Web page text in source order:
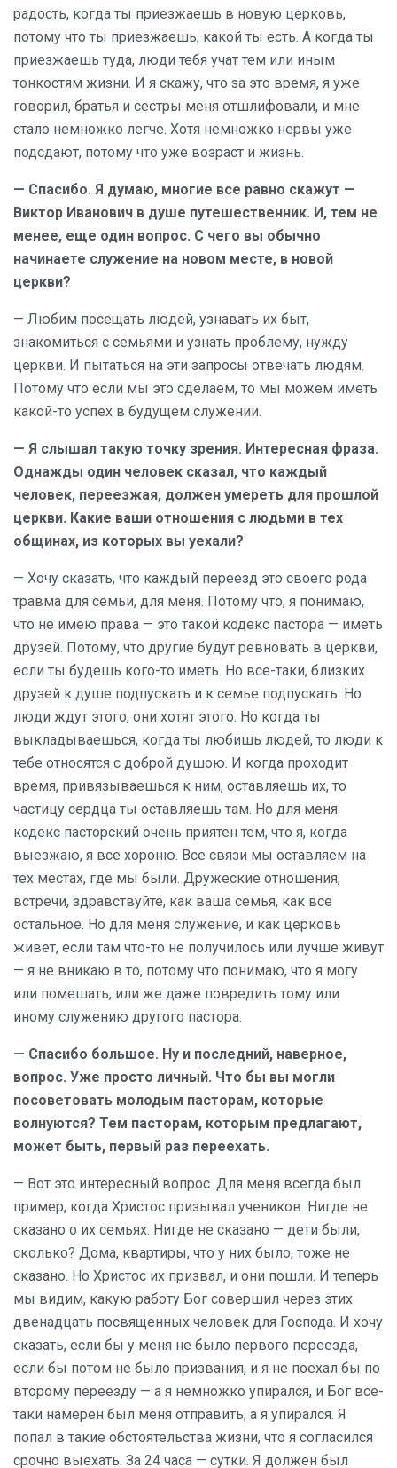
радость, когда ты приезжаешь в новую церковь,
потому что ты приезжаешь, какой ты есть. А когда ты
приезжаешь туда, люди тебя учат тем или иным
тонкостям жизни. И я скажу, что за это время, я уже
говорил, братья и сестры меня отшлифовали, и мне
стало немножко легче. Хотя немножко нервы уже
подсдают, потому что уже возраст и жизнь.
— Спасибо. Я думаю, многие все равно скажут —
Виктор Иванович в душе путешественник. И, тем не
менее, еще один вопрос. С чего вы обычно
начинаете служение на новом месте, в новой
церкви?
— Любим посещать людей, узнавать их быт,
знакомиться с семьями и узнать проблему, нужду
церкви. И пытаться на эти запросы отвечать людям.
Потому что если мы это сделаем, то мы можем иметь
какой-то успех в будущем служении.
— Я слышал такую точку зрения. Интересная фраза.
Однажды один человек сказал, что каждый
человек, переезжая, должен умереть для прошлой
церкви. Какие ваши отношения с людьми в тех
общинах, из которых вы уехали?
— Хочу сказать, что каждый переезд это своего рода
травма для семьи, для меня. Потому что, я понимаю,
что не имею права — это такой кодекс пастора — иметь
друзей. Потому, что другие будут ревновать в церкви,
если ты будешь кого-то иметь. Но все-таки, близких
друзей к душе подпускать и к семье подпускать. Но
люди ждут этого, они хотят этого. Но когда ты
выкладываешься, когда ты любишь людей, то люди к
тебе относятся с доброй душою. И когда проходит
время, привязываешься к ним, оставляешь их, то
частицу сердца ты оставляешь там. Но для меня
кодекс пасторский очень приятен тем, что я, когда
выезжаю, я все хороню. Все связи мы оставляем на
тех местах, где мы были. Дружеские отношения,
встречи, здравствуйте, как ваша семья, как все
остальное. Но для меня служение, и как церковь
живет, если там что-то не получилось или лучше живут
— я не вникаю в то, потому что понимаю, что я могу
или помешать, или же даже повредить тому или
иному служению другого пастора.
— Спасибо большое. Ну и последний, наверное,
вопрос. Уже просто личный. Что бы вы могли
посоветовать молодым пасторам, которые
волнуются? Тем пасторам, которым предлагают,
может быть, первый раз переехать.
— Вот это интересный вопрос. Для меня всегда был
пример, когда Христос призывал учеников. Нигде не
сказано о их семьях. Нигде не сказано — дети были,
сколько? Дома, квартиры, что у них было, тоже не
сказано. Но Христос их призвал, и они пошли. И теперь
мы видим, какую работу Бог совершил через этих
двенадцать посвященных человек для Господа. И хочу
сказать, если бы у меня не было первого переезда,
если бы потом не было призвания, и я не поехал бы по
второму переезду — а я немножко упирался, и Бог все-
таки намерен был меня отправить, а я упирался. Я
попал в такие обстоятельства жизни, что я согласился
срочно выехать. За 24 часа — сутки. Я должен был